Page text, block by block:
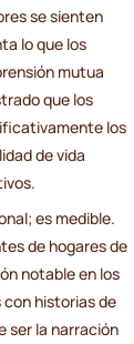
se sienten
lo que los
mutua
que los
los
de vida
es medible.
de hogares de
notable en los
con historias de
ser la narración